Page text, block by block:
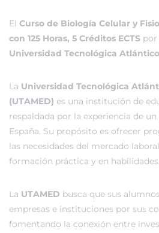
El Curso de Biología Celular y
con 125 Horas, 5 Créditos ECTS por
Universidad Tecnológica
La Universidad Tecnológica
(UTAMED) es una institución de
respaldada por la experiencia de
España. Su propósito es ofrecer
las necesidades del mercado
formación práctica y en habilidades.
La UTAMED busca que sus
empresas e instituciones por sus
fomentando la conexión entre